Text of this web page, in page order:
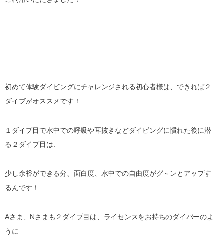
初めて体験ダイビングにチャレンジされる初心者様は、できれば２
ダイブがオススメです！
１ダイブ目で水中での呼吸や耳抜きなどダイビングに慣れた後に潜
る２ダイブ目は、
少し余裕ができる分、面白度、水中での自由度がグ～ンとアップす
るんです！
Aさま、Nさまも２ダイブ目は、ライセンスをお持ちのダイバーのよ
うに